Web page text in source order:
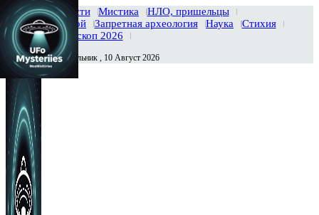
Главная Новости Мистика
НЛО, пришельцы
Тайны вселенной
Запретная археология Наука
Стихия
История
Гороскоп 2026
Сегодня Понедельник , 10 Август 2026